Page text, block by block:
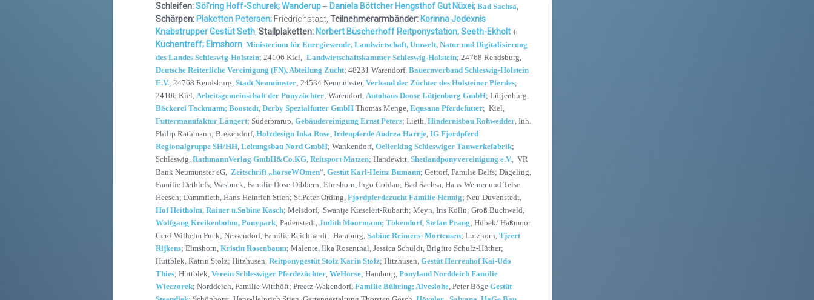
Schleifen:Söl'ring Hoff-Schurek; Wanderup+ Daniela Böttcher Hengsthof Gut Nüxei; Bad Sachsa
Schärpen: Plaketten Petersen; Friedrichstadt, Teilnehmerarmbänder: Korinna Jodexnis
Knabstrupper Gestüt Seth Stallplaketten: Norbert Büscherhoff Reitponystation; Seeth-Ekholt+
Küchentreff; Elmshorn Ministerium für Energiewende, Landwirtschaft, Umwelt, Natur und Digitalisierung
des Landes Schleswig-Holstein; 24106 Kiel, Landwirtschaftskammer Schleswig-Holstein; 24768 Rendsburg,
Deutsche Reiterliche Vereinigung (FN), Abteilung Zucht; 48231 Warendorf, Bauernverband Schleswig-Holstein
E.V.; 24768 Rendsburg, Stadt Neumünster; 24534 Neumünster, Verband der Züchter des Holsteiner Pferdes;
24106 Kiel, Arbeitsgemeinschaft der Ponyzüchter; Warendorf, Autohaus Doose Lütjenburg GmbH; Lütjenburg,
Bäckerei Tackmann; Boostedt Derby Spezialfutter GmbH Thomas Menge, Equsana Pferdefutter; Kiel,
Futtermanufaktur Längert; Süderbrarup, Gebäudereinigung Ernst Peters; Lieth, Hindernisbau Rohwedder , Inh.
Philip Rathmann; Brekendorf, Holzdesign Inka Rose Irdenpferde Andrea Harrje IG Fjordpferd
Regionalgruppe SH/HH Leitungsbau Nord GmbH; Wankendorf, Oellerking Schleswiger Tauwerkefabrik;
Schleswig, RathmannVerlag GmbH&Co.KG Reitsport Matzen; Handewitt, Shetlandponyvereinigung e.V. , VR
Bank Neumünster eG, Zeitschrift „horseWOmen“, Gestüt Karl-Heinz Bumann; Gettorf, Familie Delfs; Dägeling,
Familie Dethlefs; Wasbuck, Familie Dose-Dibbern; Elmshorn, Ingo Goldau; Bad Sachsa, Hans-Werner und Telse
Heesch; Dammfleth, Hans-Heinrich Stien; St.Peter-Ording, Fjordpferdezucht Familie Hennig; Neu-Duvenstedt,
Hof Heitholm, Rainer u.Sabine Kasch; Melsdorf, Swantje Kieseleit-Rubarth; Meyn, Iris Kölln; Groß Buchwald,
Wolfgang Kreikenbohm, Ponypark; Padenstedt, Judith Moormann; Tökendorf, Stefan Prang; Höbek/ Haßmoor,
Gerd-Wilhelm Puck; Nessendorf, Familie Reichhardt; Hamburg, Sabine Reimers- Mortensen; Lutzhorn, Tjeert
Rijkens; Elmshorn, Kristin Rosenbaum; Malente, Ilka Rosenthal, Jessica Schuldt, Brigitte Schulz-Hüther;
Hüttblek, Katrin Stolz; Hitzhusen, Reitponygestüt Stolz Karin Stolz; Hitzhusen, Gestüt Herrenhof Kai-Udo
Thies; Hüttblek, Verein Schleswiger Pferdezüchter WeHorse; Hamburg, Ponyland Norddeich Familie
Wieczorek; Norddeich, Familie Witthöft; Preetz-Wakendorf, Familie Bühring; Alveslohe , Peter Böge Gestüt